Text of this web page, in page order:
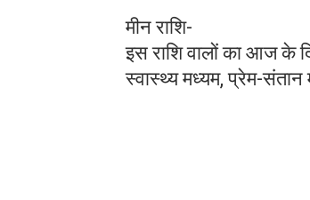
मीन राशि-
इस राशि वालों का आज के
स्वास्थ्य मध्यम, प्रेम-